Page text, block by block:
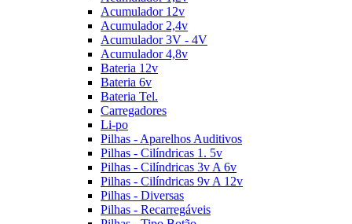
Acumulador 12v
Acumulador 2,4v
Acumulador 3V - 4V
Acumulador 4,8v
Bateria 12v
Bateria 6v
Bateria Tel.
Carregadores
Li-po
Pilhas - Aparelhos Auditivos
Pilhas - Cilíndricas 1. 5v
Pilhas - Cilíndricas 3v A 6v
Pilhas - Cilíndricas 9v A 12v
Pilhas - Diversas
Pilhas - Recarregáveis